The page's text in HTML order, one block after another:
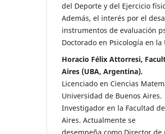
del Deporte y del Ejercicio
Además, el interés por el
instrumentos de evaluación
Doctorado en Psicología en
Horacio Félix Attorresi,
Aires (UBA, Argentina).
Licenciado en Ciencias
Universidad de Buenos Aires.
Investigador en la Facultad
Aires. Actualmente se